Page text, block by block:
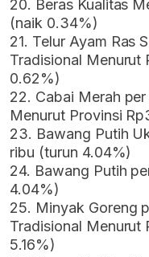
20. Beras Kualitas
(naik 0.34%)
21. Telur Ayam Ras
Tradisional Menurut
0.62%)
22. Cabai Merah
Menurut Provinsi
23. Bawang Putih
ribu (turun 4.04%)
24. Bawang Putih
4.04%)
25. Minyak Goreng
Tradisional Menurut
5.16%)